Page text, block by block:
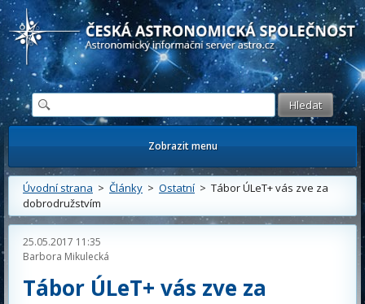
Česká astronomická společnost - Informační astronomický server
Zobrazit menu
Úvodní strana > Články > Ostatní> Tábor ÚLeT+ vás zve za
dobrodružstvím
25.05.2017 11:35
Barbora Mikulecká
Tábor ÚLeT+ vás zve za